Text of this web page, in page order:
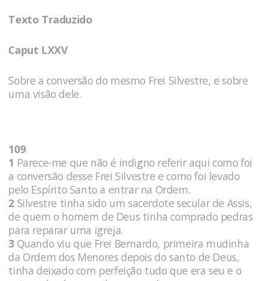
Texto Traduzido
Caput LXXV
Sobre a conversão do mesmo Frei Silvestre, e sobre
uma visão dele.
109
1 Parece-me que não é indigno referir aqui como foi
a conversão desse Frei Silvestre e como foi levado
pelo Espírito Santo a entrar na Ordem.
2 Silvestre tinha sido um sacerdote secular de Assis,
de quem o homem de Deus tinha comprado pedras
para reparar uma igreja.
3 Quando viu que Frei Bernardo, primeira mudinha
da Ordem dos Menores depois do santo de Deus,
tinha deixado com perfeição tudo que era seu e o